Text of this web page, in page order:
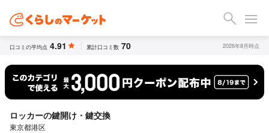
口コミの平均点 4.91 累計口コミ数 70 2026年8月時点
ロッカーの鍵開け・鍵交換
東京都港区